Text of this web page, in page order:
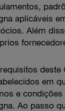
aplicáveis
Além
deste
em
e
Ao passo